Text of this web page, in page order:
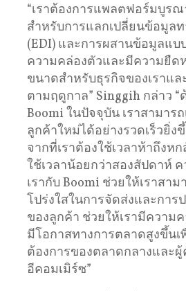
“เราต้องการแพลตฟอร์มบูร
สำหรับการแลกเปลี่ยนข้อมูล
(EDI) และการผสานข้อมูลแบ
ความคล่องตัวและมีความยืด
ขนาดสำหรับธุรกิจของเราแ
ตามฤดูกาล” Singgih กล่าว
Boomi ในปัจจุบัน เราสามาร
ลูกค้าใหม่ได้อย่างรวดเร็วยิ่ง
จากที่เราต้องใช้เวลาห้าถึงห
ใช้เวลาน้อยกว่าสองสัปดาห์
เรากับ Boomi ช่วยให้เราสา
โปร่งใสในการจัดส่งและกา
ของลูกค้า ช่วยให้เรามีความ
มีโอกาสทางการตลาดสูงขึ้น
ต้องการของตลาดกลางและ
อีคอมเมิร์ซ”